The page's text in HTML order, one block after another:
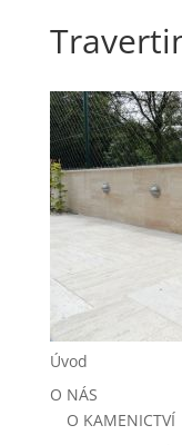
Úvod
O NÁS
O KAMENICTVÍ